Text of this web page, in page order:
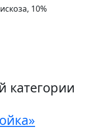
10%
категории